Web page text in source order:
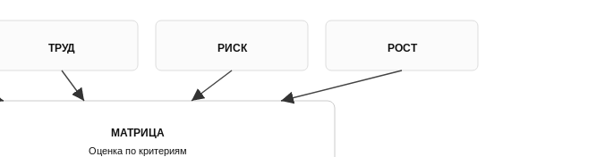
ТРУД РИСК РОСТ
МАТРИЦА
Оценка по критериям